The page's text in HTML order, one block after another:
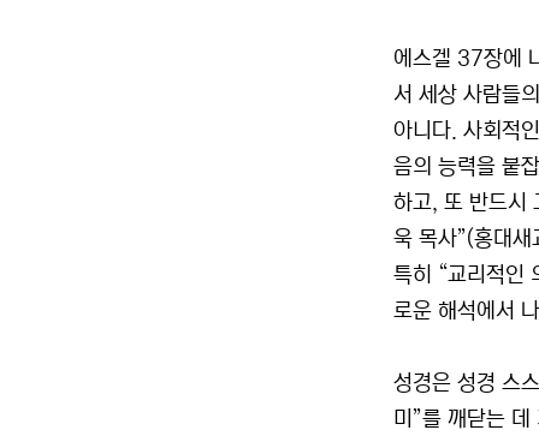
에스겔 37장에
서 세상 사람들
아니다. 사회적
음의 능력을 붙
하고, 또 반드시
욱 목사”(홍대
특히 “교리적인
로운 해석에서
성경은 성경 스
미”를 깨닫는 데